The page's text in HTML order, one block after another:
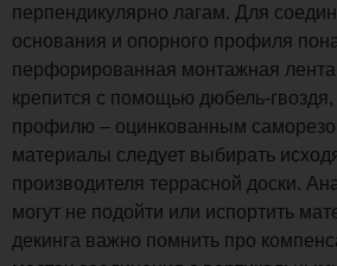
перпендикулярно лагам. Для
основания и опорного профиля
перфорированная монтажная
крепится с помощью дюбель-
профилю – оцинкованным
материалы следует выбирать
производителя террасной доски.
могут не подойти или испортить
декинга важно помнить про